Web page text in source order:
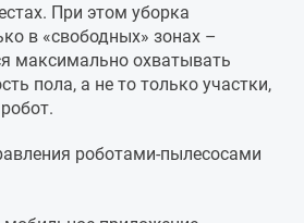
При этом уборка
в «свободных» зонах –
максимально охватывать
пола, а не то только участки,
роботами-пылесосами